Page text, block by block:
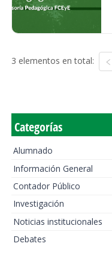
3 elementos en total:
Categorías
Alumnado
Información General
Contador Público
Investigación
Noticias institucionales
Debates